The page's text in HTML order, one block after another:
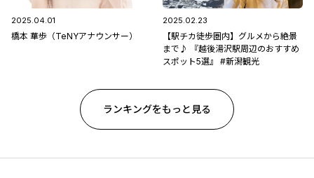
2025.04.01
橋本 華歩（TeNYアナウンサー）
2025.02.23
【駅チカ徒歩圏内】グルメから絶景
まで♪ 『越後湯沢駅周辺のおすすめ
スポット5選』 #新潟観光
ランキングをもっと見る